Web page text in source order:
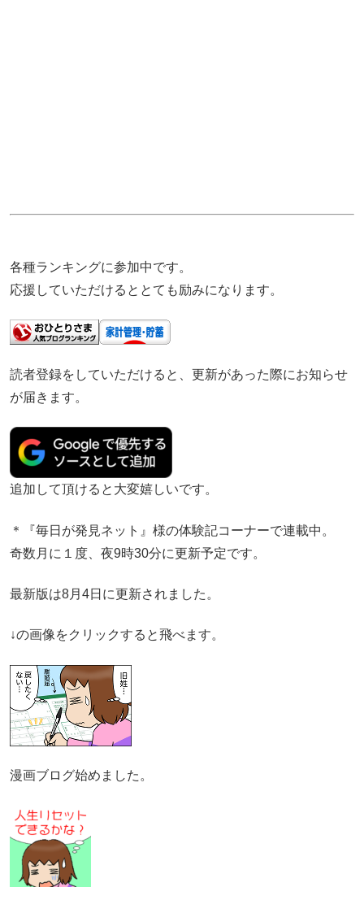
各種ランキングに参加中です。
応援していただけるととても励みになります。
読者登録をしていただけると、更新があった際にお知らせ
が届きます。
追加して頂けると大変嬉しいです。
＊『毎日が発見ネット』様の体験記コーナーで連載中。
奇数月に１度、夜9時30分に更新予定です。
最新版は8月4日に更新されました。
↓の画像をクリックすると飛べます。
漫画ブログ始めました。